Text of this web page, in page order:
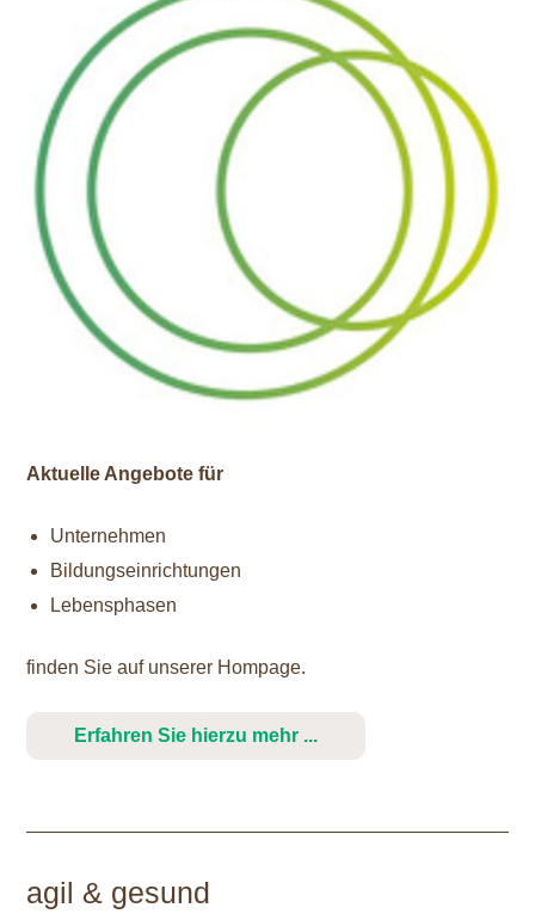
Aktuelle Angebote für
Unternehmen
Bildungseinrichtungen
Lebensphasen
finden Sie auf unserer Hompage.
Erfahren Sie hierzu mehr ...
agil & gesund